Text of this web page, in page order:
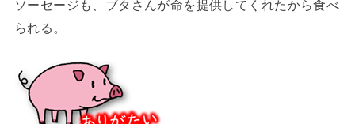
ソーセージも、ブタさんが命を提供してくれたから食べ
られる。